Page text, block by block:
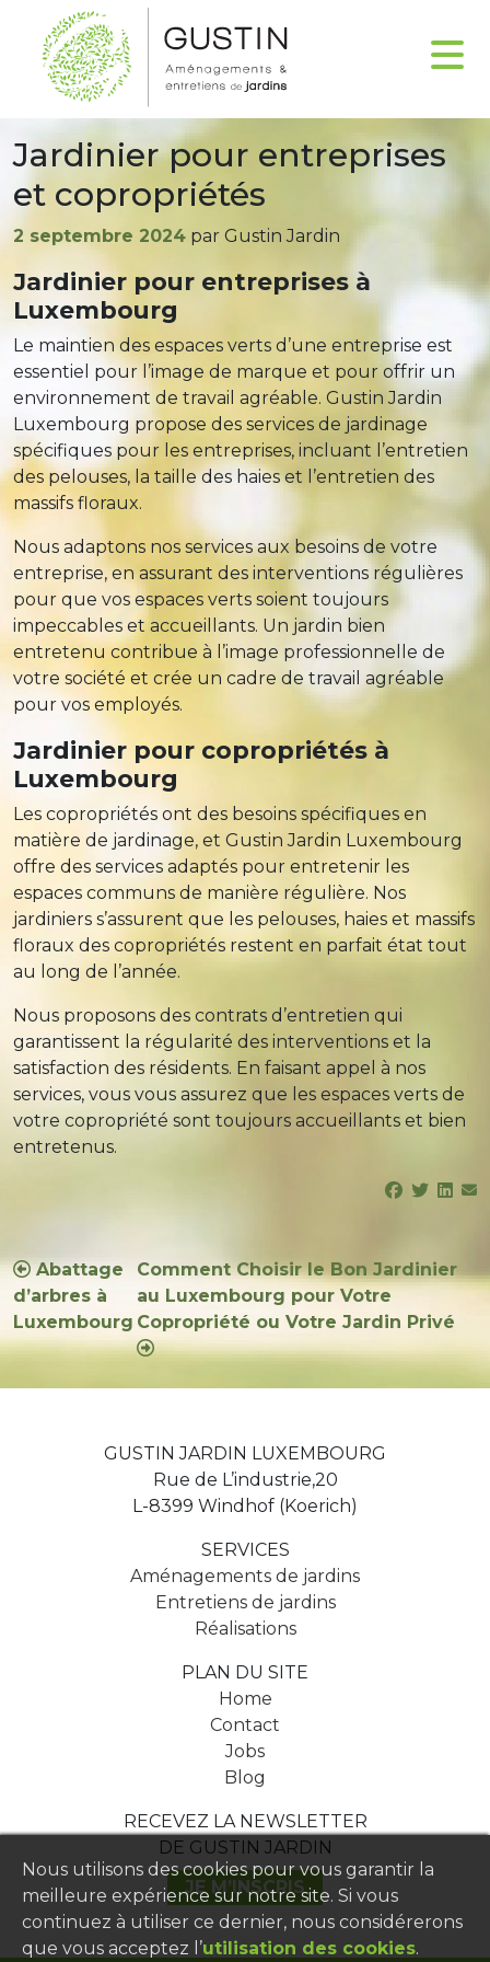
Jardinier pour entreprises
et copropriétés
Publié
2 septembre 2024 par Gustin Jardin
Jardinier pour entreprises à
Luxembourg
Le maintien des espaces verts d’une entreprise est
essentiel pour l’image de marque et pour offrir un
environnement de travail agréable. Gustin Jardin
Luxembourg propose des services de jardinage
spécifiques pour les entreprises, incluant l’entretien
des pelouses, la taille des haies et l’entretien des
massifs floraux.
Nous adaptons nos services aux besoins de votre
entreprise, en assurant des interventions régulières
pour que vos espaces verts soient toujours
impeccables et accueillants. Un jardin bien
entretenu contribue à l’image professionnelle de
votre société et crée un cadre de travail agréable
pour vos employés.
Jardinier pour copropriétés à
Luxembourg
Les copropriétés ont des besoins spécifiques en
matière de jardinage, et Gustin Jardin Luxembourg
offre des services adaptés pour entretenir les
espaces communs de manière régulière. Nos
jardiniers s’assurent que les pelouses, haies et massifs
floraux des copropriétés restent en parfait état tout
au long de l’année.
Nous proposons des contrats d’entretien qui
garantissent la régularité des interventions et la
satisfaction des résidents. En faisant appel à nos
services, vous vous assurez que les espaces verts de
votre copropriété sont toujours accueillants et bien
entretenus.
Navigation
de
l’article
Abattage
d’arbres à
Luxembourg
Comment Choisir le Bon Jardinier
au Luxembourg pour Votre
Copropriété ou Votre Jardin Privé
Nous utilisons des cookies pour vous garantir la
meilleure expérience sur notre site. Si vous
continuez à utiliser ce dernier, nous considérerons
que vous acceptez l’utilisation des cookies.
GUSTIN JARDIN LUXEMBOURG
Rue de L’industrie,20
L-8399 Windhof (Koerich)
SERVICES
Aménagements de jardins
Entretiens de jardins
Réalisations
PLAN DU SITE
Home
Contact
Jobs
Blog
RECEVEZ LA NEWSLETTER
DE GUSTIN JARDIN
JE M’INSCRIS